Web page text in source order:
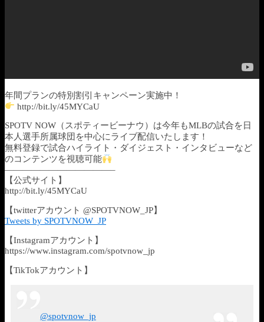
年間プランの特別割引キャンペーン実施中！
http://bit.ly/45MYCaU
SPOTV NOW（スポティービーナウ）は今年もMLBの試合を日
本人選手所属球団を中心にライブ配信いたします！
無料登録で試合ハイライト・ダイジェスト・インタビューなど
のコンテンツを視聴可能
————————————–
【公式サイト】
http://bit.ly/45MYCaU
【twitterアカウント @SPOTVNOW_JP】
Tweets by SPOTVNOW_JP
【Instagramアカウント】
https://www.instagram.com/spotvnow_jp
【TikTokアカウント】
@spotvnow_jp